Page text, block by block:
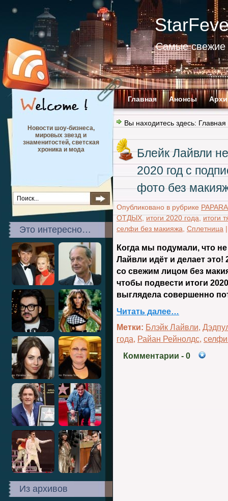
Самые свежие
Главная Анонсы
Новости шоу-бизнеса,
мировых звезд и
знаменитостей, светская
хроника и мода
Это интересно…
Из архивов
Вы находитесь здесь: Главная
Блейк Лайвли
2020 год с
фото без
Опубликовано в рубрике
ОТДЫХ,итоги 2020 года,итоги
селфи без макияжа Сплетница
Когда мы подумали, что
Лайвли идёт и делает это!
со свежим лицом без
чтобы подвести итоги
выглядела совершенно
Читать далее…
Метки: Блэйк Лайвли,
года, Райан Рейнолдс,
Комментарии - 0